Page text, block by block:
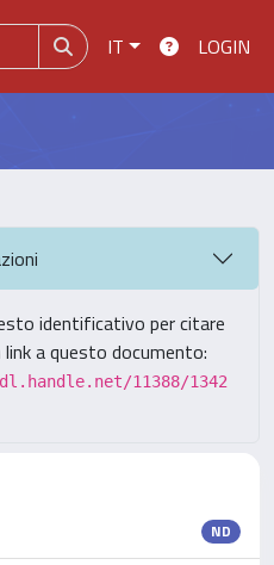
IT LOGIN
identificativo per citare
link a questo documento:
11388/1342
ND